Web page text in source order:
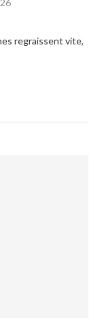
regraissent vite,